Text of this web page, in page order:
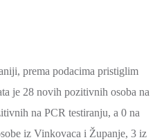
prema podacima pristiglim
je 28 novih pozitivnih osoba na
na PCR testiranju, a 0 na
iz Vinkovaca i Županje, 3 iz